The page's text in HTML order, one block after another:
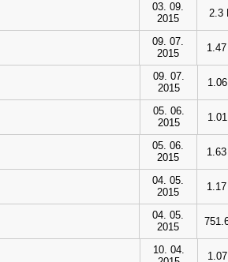
03. 09.
2015
2.3
09. 07.
2015
09. 07.
2015
05. 06.
2015
05. 06.
2015
04. 05.
2015
04. 05.
2015
10. 04.